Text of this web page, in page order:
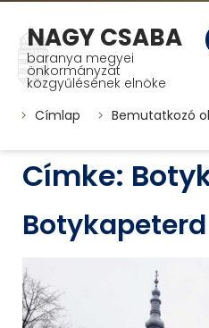
NAGY CSABA
baranya megyei
önkormányzat
közgyűlésének elnöke
Címlap
Bemutatkozó
Címke:
Botykapeterd